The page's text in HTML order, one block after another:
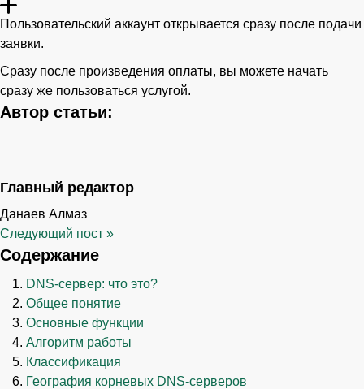
Пользовательский аккаунт открывается сразу после подачи
заявки.
Сразу после произведения оплаты, вы можете начать
сразу же пользоваться услугой.
Автор статьи:
Главный редактор
Данаев Алмаз
Следующий пост »
Содержание
DNS-сервер: что это?
Общее понятие
Основные функции
Алгоритм работы
Классификация
География корневых DNS-серверов